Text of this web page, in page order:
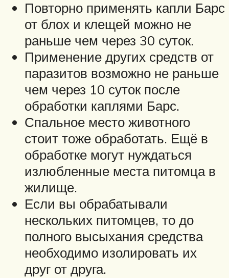
Повторно применять капли Барс
от блох и клещей можно не
раньше чем через 30 суток.
Применение других средств от
паразитов возможно не раньше
чем через 10 суток после
обработки каплями Барс.
Спальное место животного
стоит тоже обработать. Ещё в
обработке могут нуждаться
излюбленные места питомца в
жилище.
Если вы обрабатывали
нескольких питомцев, то до
полного высыхания средства
необходимо изолировать их
друг от друга.